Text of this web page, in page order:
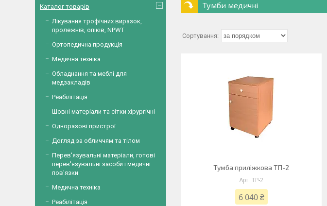
Тумби медичні
Тумба приліжкова ТП-2
ТP-2
6 040 ₴
Каталог товарів
Лікування трофічних виразок,
пролежнів, опіків, NPWT
Ортопедична продукція
Медична техніка
Обладнання та меблі для
медзакладів
Реабілітація
Шовні матеріали та сітки хірургічні
Одноразові пристрої
Догляд за обличчям та тілом
Перев'язувальні матеріали, готові
перев'язувальні засоби і медичні
пов'язки
Медична техніка
Реабілітація